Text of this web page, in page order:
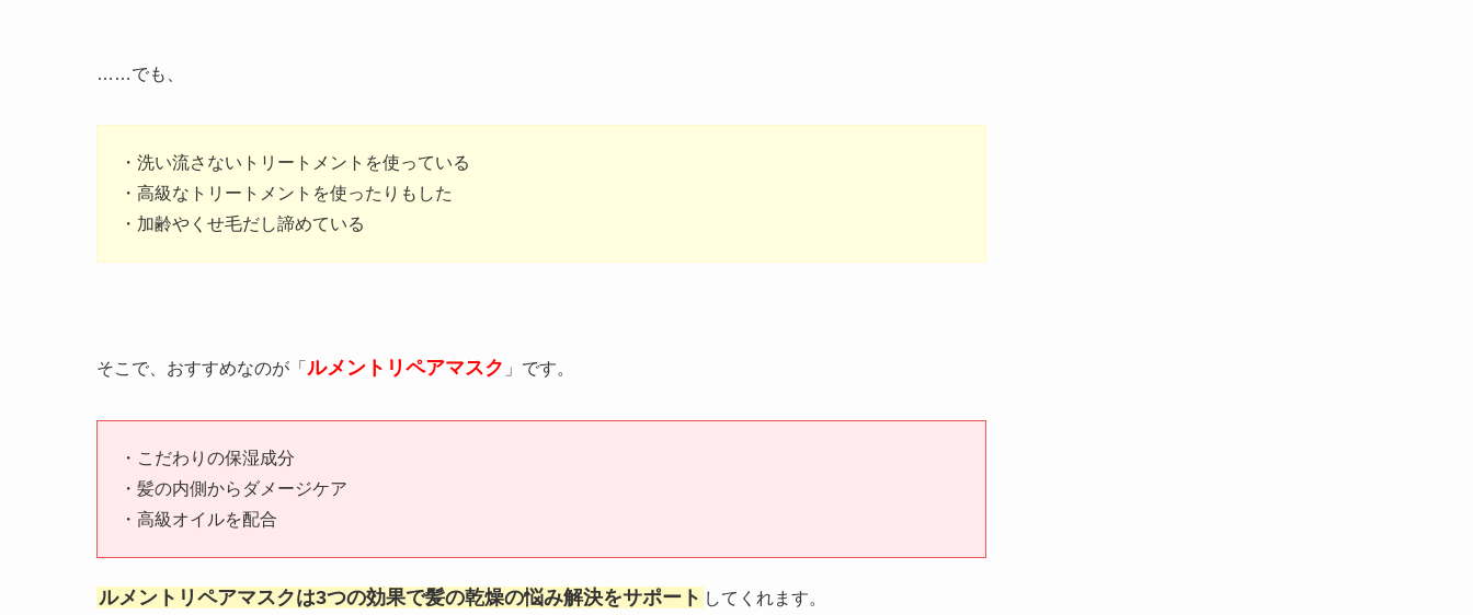
……でも、
・洗い流さないトリートメントを使っている
・高級なトリートメントを使ったりもした
・加齢やくせ毛だし諦めている
そこで、おすすめなのが「 ルメントリペアマスク 」です。
・こだわりの保湿成分
・髪の内側からダメージケア
・高級オイルを配合
ルメントリペアマスクは3つの効果で髪の乾燥の悩み解決をサポート してくれます。